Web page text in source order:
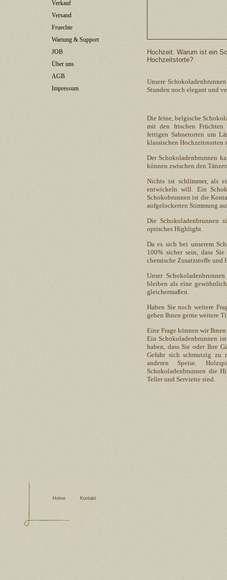
Verkauf
Versand
Fruechte
Wartung & Support
JOB
Über uns
AGB
Impressum
Hochzeit. Warum ist ein
Hochzeitstorte?
Unsere
Stunden noch elegant und
Die feine, belgische
mit den frischen
fettigen Sahnetorten um
klassischen Hochzeitstorten
Der Schokoladenbrunnen
können zwischen den
Nichts ist schlimmer, als
entwickeln will. Ein
Schokobrunnen ist die
aufgelockerten Stimmung
Die Schokoladenbrunnen
optisches Highlight.
Da es sich bei unserem
100% sicher sein, dass
chemische Zusatzstoffe
Unser
bleiben als eine
gleichermaßen.
Haben Sie noch weitere
geben Ihnen gerne weitere
Eine Frage können wir
Ein Schokoladenbrunnen
haben, dass Sie oder Ihre
Gefahr sich schmutzig zu
anderen Speise.
Schokoladenbrunnen die
Teller und Serviette sind.
Home Kontakt